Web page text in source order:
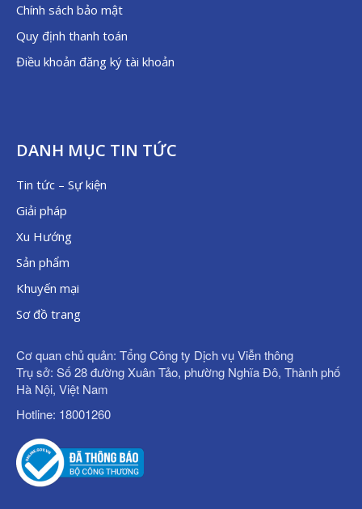
Chính sách bảo mật
Quy định thanh toán
Điều khoản đăng ký tài khoản
DANH MỤC TIN TỨC
Tin tức – Sự kiện
Giải pháp
Xu Hướng
Sản phẩm
Khuyến mại
Sơ đồ trang
Cơ quan chủ quản: Tổng Công ty Dịch vụ Viễn thông
Trụ sở: Số 28 đường Xuân Tảo, phường Nghĩa Đô, Thành phố
Hà Nội, Việt Nam
Hotline: 18001260